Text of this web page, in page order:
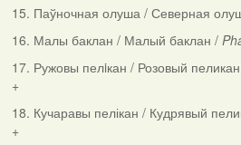
15. Паўночная олуша / Северная
16. Малы баклан / Малый баклан /
17. Ружовы пелiкан / Розовый
+
18. Кучаравы пелікан / Кудрявый
+